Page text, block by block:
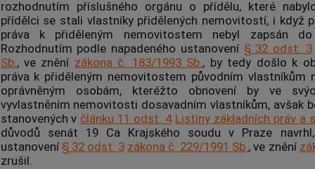
rozhodnutím příslušného orgánu o přídělu, které
přídělci se stali vlastníky přidělených nemovitostí, i když
práva k přiděleným nemovitostem nebyl zapsán do
Rozhodnutím podle napadeného ustanovení § 32 odst. 3
Sb., ve znění zákona č. 183/1993 Sb., by tedy došlo k
práva k přiděleným nemovitostem původním vlastníkům
oprávněným osobám, kteréžto obnovení by ve
vyvlastněním nemovitosti dosavadním vlastníkům, avšak
stanovených v článku 11 odst. 4 Listiny základních práv a
důvodů senát 19 Ca Krajského soudu v Praze
ustanovení § 32 odst. 3 zákona č. 229/1991 Sb., ve znění
zrušil.